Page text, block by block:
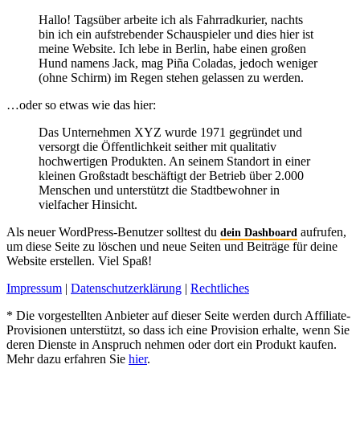
Hallo! Tagsüber arbeite ich als Fahrradkurier, nachts
bin ich ein aufstrebender Schauspieler und dies hier ist
meine Website. Ich lebe in Berlin, habe einen großen
Hund namens Jack, mag Piña Coladas, jedoch weniger
(ohne Schirm) im Regen stehen gelassen zu werden.
…oder so etwas wie das hier:
Das Unternehmen XYZ wurde 1971 gegründet und
versorgt die Öffentlichkeit seither mit qualitativ
hochwertigen Produkten. An seinem Standort in einer
kleinen Großstadt beschäftigt der Betrieb über 2.000
Menschen und unterstützt die Stadtbewohner in
vielfacher Hinsicht.
Als neuer WordPress-Benutzer solltest du dein Dashboard aufrufen,
um diese Seite zu löschen und neue Seiten und Beiträge für deine
Website erstellen. Viel Spaß!
Impressum | Datenschutzerklärung | Rechtliches
* Die vorgestellten Anbieter auf dieser Seite werden durch Affiliate-
Provisionen unterstützt, so dass ich eine Provision erhalte, wenn Sie
deren Dienste in Anspruch nehmen oder dort ein Produkt kaufen.
Mehr dazu erfahren Sie hier.